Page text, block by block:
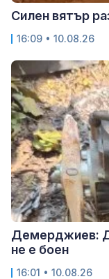
Силен вятър
16:09 • 10.08.26
Демерджиев:
не е боен
16:01 • 10.08.26